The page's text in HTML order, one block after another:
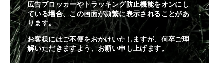
広告ブロッカーやトラッキング防止機能をオンにし
ている場合、この画面が頻繁に表示されることがあ
ります。
お客様にはご不便をおかけいたしますが、何卒ご理
解いただきますよう、お願い申し上げます。